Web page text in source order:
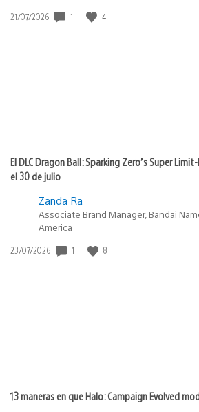
Fecha
21/07/2026 1 4
El DLC Dragon Ball: Sparking Zero’s Super
el 30 de julio
Zanda Ra
Associate Brand Manager, Bandai
America
Fecha
23/07/2026 1 8
13 maneras en que Halo: Campaign Evolved